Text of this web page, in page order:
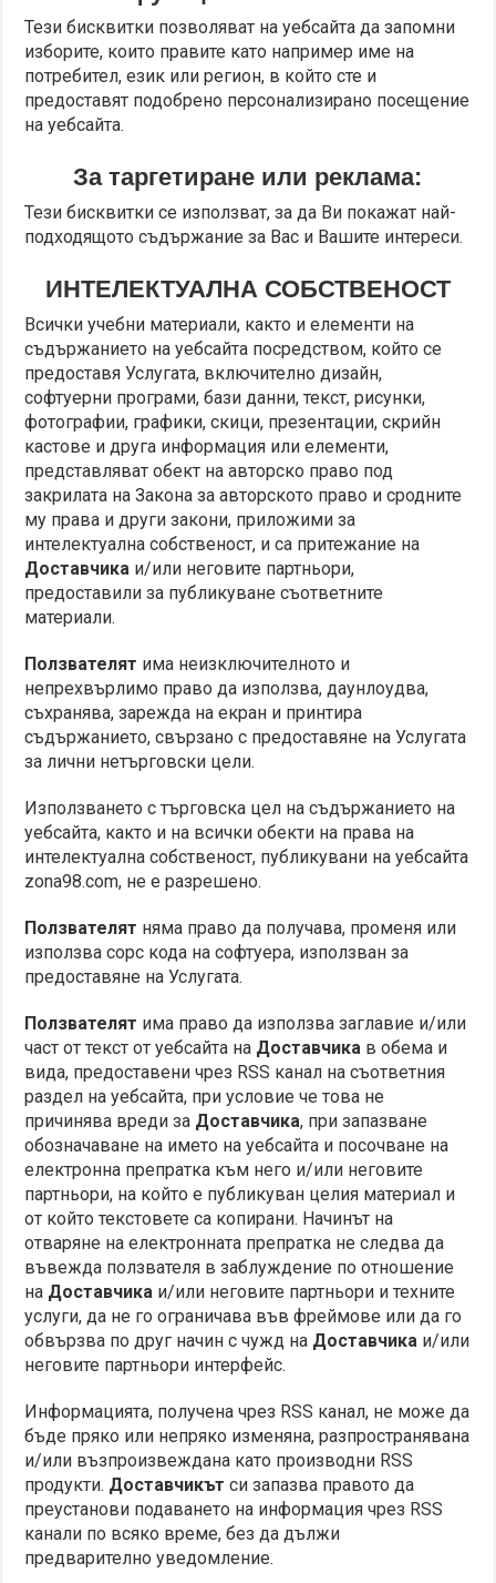
Тези бисквитки позволяват на уебсайта да запомни
изборите, които правите като например име на
потребител, език или регион, в който сте и
предоставят подобрено персонализирано посещение
на уебсайта.
За таргетиране или реклама:
Тези бисквитки се използват, за да Ви покажат най-
подходящото съдържание за Вас и Вашите интереси.
ИНТЕЛЕКТУАЛНА СОБСТВЕНОСТ
Всички учебни материали, както и елементи на
съдържанието на уебсайта посредством, който се
предоставя Услугата, включително дизайн,
софтуерни програми, бази данни, текст, рисунки,
фотографии, графики, скици, презентации, скрийн
кастове и друга информация или елементи,
представляват обект на авторско право под
закрилата на Закона за авторското право и сродните
му права и други закони, приложими за
интелектуална собственост, и са притежание на
Доставчика и/или неговите партньори,
предоставили за публикуване съответните
материали.
Ползвателят има неизключителното и
непрехвърлимо право да използва, даунлоудва,
съхранява, зарежда на екран и принтира
съдържанието, свързано с предоставяне на Услугата
за лични нетърговски цели.
Използването с търговска цел на съдържанието на
уебсайта, както и на всички обекти на права на
интелектуална собственост, публикувани на уебсайта
zona98.com, не е разрешено.
Ползвателят няма право да получава, променя или
използва сорс кода на софтуера, използван за
предоставяне на Услугата.
Ползвателят има право да използва заглавие и/или
част от текст от уебсайта на Доставчика в обема и
вида, предоставени чрез RSS канал на съответния
раздел на уебсайта, при условие че това не
причинява вреди за Доставчика, при запазване
обозначаване на името на уебсайта и посочване на
електронна препратка към него и/или неговите
партньори, на който е публикуван целия материал и
от който текстовете са копирани. Начинът на
отваряне на електронната препратка не следва да
въвежда ползвателя в заблуждение по отношение
на Доставчика и/или неговите партньори и техните
услуги, да не го ограничава във фреймове или да го
обвързва по друг начин с чужд на Доставчика и/или
неговите партньори интерфейс.
Информацията, получена чрез RSS канал, не може да
бъде пряко или непряко изменяна, разпространявана
и/или възпроизвеждана като производни RSS
продукти. Доставчикът си запазва правото да
преустанови подаването на информация чрез RSS
канали по всяко време, без да дължи
предварително уведомление.